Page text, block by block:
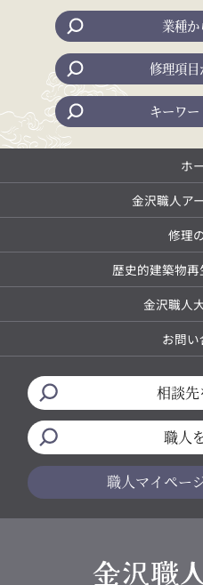
業種
修理項
キーワ
ホ
金沢職人ア
修理
歴史的建築物
金沢職人
お問
相談
職人
職人マイペー